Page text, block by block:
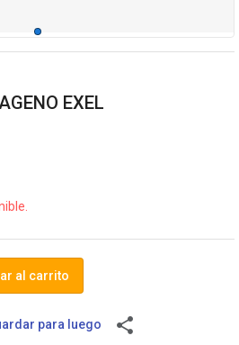
EXEL
al carrito
para luego share